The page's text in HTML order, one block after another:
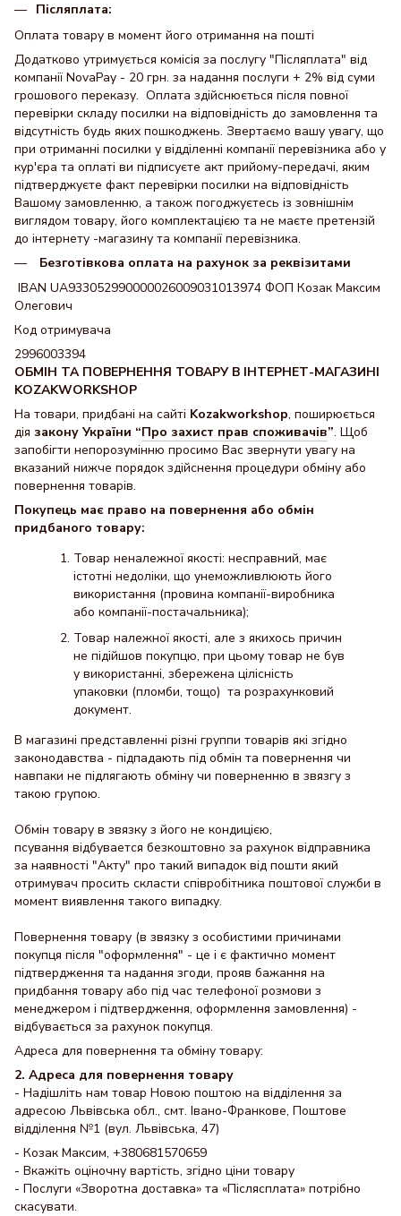
Післяплата:
Оплата товару в момент його отримання на пошті
Додатково утримується комісія за послугу "Післяплата" від
компанії NovaPay - 20 грн. за надання послуги + 2% від суми
грошового переказу. Оплата здійснюється після повної
перевірки складу посилки на відповідність до замовлення та
відсутність будь яких пошкоджень. Звертаємо вашу увагу, що
при отриманні посилки у відділенні компанії перевізника або у
кур'єра та оплаті ви підписуєте акт прийому-передачі, яким
підтверджуєте факт перевірки посилки на відповідність
Вашому замовленню, а також погоджуєтесь із зовнішнім
виглядом товару, його комплектацією та не маєте претензій
до інтернету -магазину та компанії перевізника.
Безготівкова оплата на рахунок за реквізитами
IBAN UA933052990000026009031013974 ФОП Козак Максим
Олегович
Код отримувача
2996003394
ОБМІН ТА ПОВЕРНЕННЯ ТОВАРУ В ІНТЕРНЕТ-МАГАЗИНІ
KOZAKWORKSHOP
На товари, придбані на сайті Kozakworkshop, поширюється
дія закону України “Про захист прав споживачів”. Щоб
запобігти непорозумінню просимо Вас звернути увагу на
вказаний нижче порядок здійснення процедури обміну або
повернення товарів.
Покупець має право на повернення або обмін
придбаного товару:
Товар неналежної якості: несправний, має
істотні недоліки, що унеможливлюють його
використання (провина компанії-виробника
або компанії-постачальника);
Товар належної якості, але з якихось причин
не підійшов покупцю, при цьому товар не був
у використанні, збережена цілісність
упаковки (пломби, тощо) та розрахунковий
документ.
В магазині представленні різні группи товарів які згідно
законодавства - підпадають під обмін та повернення чи
навпаки не підлягають обміну чи поверненню в звязгу з
такою групою.
Обмін товару в звязку з його не кондицією,
псування відбувается безкоштовно за рахунок відправника
за наявності "Акту" про такий випадок від пошти який
отримувач просить скласти співробітника поштової служби в
момент виявлення такого випадку.
Повернення товару (в звязку з особистими причинами
покупця після "оформлення" - це і є фактично момент
підтвердження та надання згоди, прояв бажання на
придбання товару або під час телефоної розмови з
менеджером і підтвердження, оформлення замовлення) -
відбувається за рахунок покупця.
Адреса для повернення та обміну товару:
2. Адреса для повернення товару
- Надішліть нам товар Новою поштою на відділення за
адресою Львівська обл., смт. Івано-Франкове, Поштове
відділення №1 (вул. Львівська, 47)
- Козак Максим, +380681570659
- Вкажіть оціночну вартість, згідно ціни товару
- Послуги «Зворотна доставка» та «Післясплата» потрібно
скасувати.